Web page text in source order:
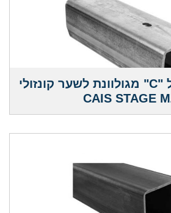
מסילה בפרופיל "C" מגולוונת לשער קונזולי